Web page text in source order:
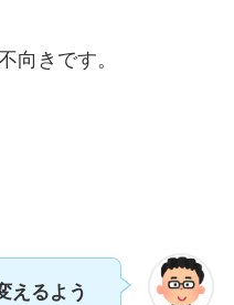
向きです。
えるよう